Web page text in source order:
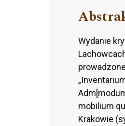
Wydanie
mobilium
Krakowie